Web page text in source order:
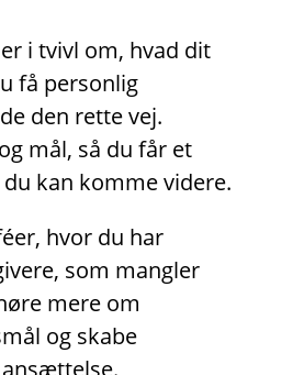
i tvivl om, hvad dit
få personlig
den rette vej.
mål, så du får et
kan komme videre.
hvor du har
som mangler
mere om
og skabe